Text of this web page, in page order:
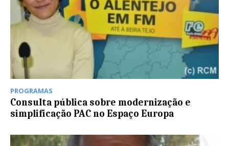
PROGRAMAS
Consulta pública sobre modernização e
simplificação PAC no Espaço Europa